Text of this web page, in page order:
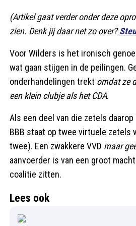
(Artikel gaat verder onder deze
zien. Denk jij daar net zo over?
Voor Wilders is het ironisch
wat gaan stijgen in de peilingen.
onderhandelingen trekt omdat ze
een klein clubje als het CDA.
Als een deel van die zetels daarop
BBB staat op twee virtuele zetels
twee). Een zwakkere VVD maar
aanvoerder is van een groot
coalitie zitten.
Lees ook